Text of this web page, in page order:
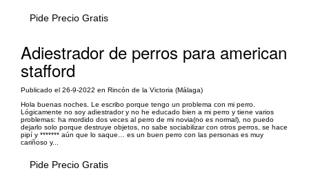
Pide Precio Gratis
Adiestrador de perros para american
stafford
Publicado el 26-9-2022 en Rincón de la Victoria (Málaga)
Hola buenas noches. Le escribo porque tengo un problema con mi perro.
Lógicamente no soy adiestrador y no he educado bien a mi perro y tiene varios
problemas: ha mordido dos veces al perro de mi novia(no es normal), no puedo
dejarlo solo porque destruye objetos, no sabe sociabilizar con otros perros, se hace
pipí y ******* aún que lo saque… es un buen perro con las personas es muy
cariñoso y...
Pide Precio Gratis